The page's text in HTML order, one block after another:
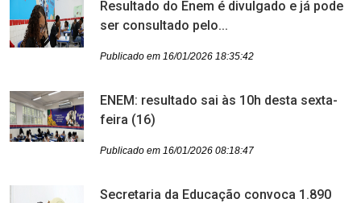
Resultado do Enem é divulgado e já pode
ser consultado pelo...
Publicado em 16/01/2026 18:35:42
ENEM: resultado sai às 10h desta sexta-
feira (16)
Publicado em 16/01/2026 08:18:47
Secretaria da Educação convoca 1.890